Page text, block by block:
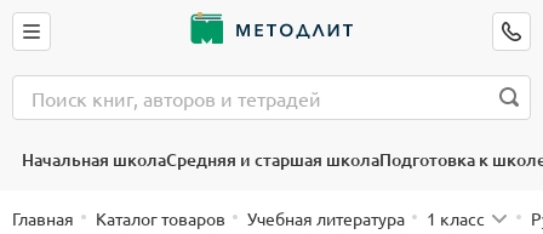
Начальная школаСредняя и старшая школаПодготовка к
Главная Каталог товаров Учебная литература 1 класс